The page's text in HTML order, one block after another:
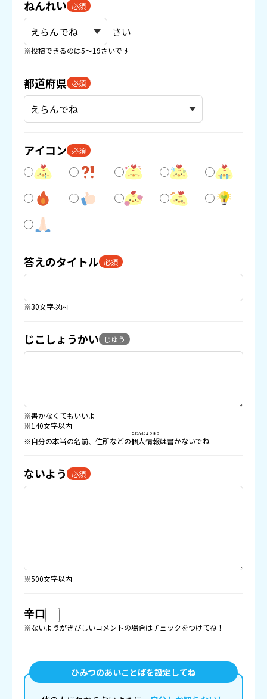
ねんれい 必須
さい
※投稿できるのは5〜19さいです
都道府県 必須
アイコン 必須
答えのタイトル 必須
※30文字以内
じこしょうかい じゆう
※書かなくてもいいよ
※140文字以内
※自分の本当の名前、住所などの個人情報
こじんじょうほう
は書かないでね
ないよう 必須
※500文字以内
辛口
※ないようがきびしいコメントの場合はチェックをつけてね！
ひみつのあいことばを設定してね